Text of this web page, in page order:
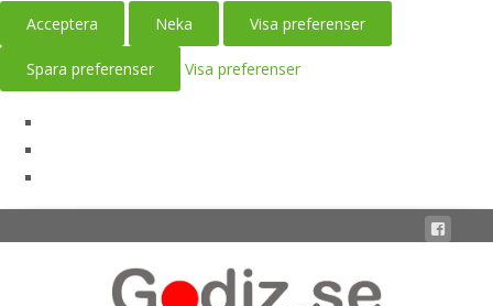
Acceptera Neka Visa preferenser
Spara preferenser Visa preferenser